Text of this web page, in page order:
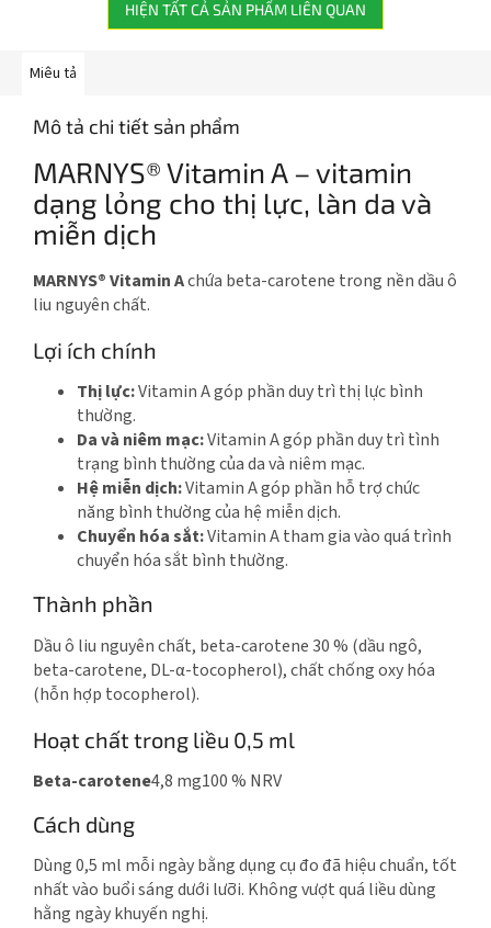
HIỆN TẤT CẢ SẢN PHẨM LIÊN QUAN
Miêu tả
Mô tả chi tiết sản phẩm
MARNYS® Vitamin A – vitamin
dạng lỏng cho thị lực, làn da và
miễn dịch
MARNYS® Vitamin Achứa beta-carotene trong nền dầu ô
liu nguyên chất.
Lợi ích chính
Thị lực:Vitamin A góp phần duy trì thị lực bình
thường.
Da và niêm mạc:Vitamin A góp phần duy trì tình
trạng bình thường của da và niêm mạc.
Hệ miễn dịch:Vitamin A góp phần hỗ trợ chức
năng bình thường của hệ miễn dịch.
Chuyển hóa sắt:Vitamin A tham gia vào quá trình
chuyển hóa sắt bình thường.
Thành phần
Dầu ô liu nguyên chất, beta-carotene 30 % (dầu ngô,
beta-carotene, DL-α-tocopherol), chất chống oxy hóa
(hỗn hợp tocopherol).
Hoạt chất trong liều 0,5 ml
Beta-carotene4,8 mg100 % NRV
Cách dùng
Dùng 0,5 ml mỗi ngày bằng dụng cụ đo đã hiệu chuẩn, tốt
nhất vào buổi sáng dưới lưỡi. Không vượt quá liều dùng
hằng ngày khuyến nghị.